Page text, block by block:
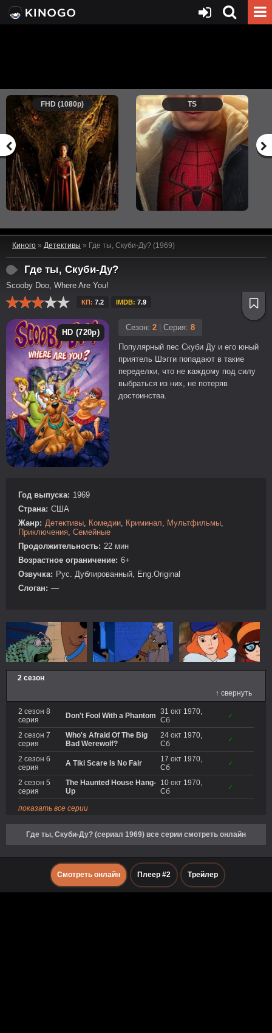
FHD (1080p) TS
Киного » Детективы » Где ты, Скуби-Ду? (1969)
Где ты, Скуби-Ду?
Scooby Doo, Where Are You!
КП: 7.2 IMDB: 7.9
HD (720p)
Сезон: 2 Серия: 8
Популярный пес Скуби Ду и его юный
приятель Шэгги попадают в такие
переделки, что не каждому под силу
выбраться из них, не потеряв
достоинства.
Год выпуска: 1969
Страна: США
Жанр: Детективы Комедии Криминал Мультфильмы
Приключения Семейные
Продолжительность: 22 мин
Возрастное ограничение: 6+
Озвучка: Рус. Дублированный, Eng.Original
Слоган: —
2 сезон
↑ свернуть
2 сезон 8
серия
Don't Fool With a Phantom 31 окт 1970,
Сб
✓
2 сезон 7
серия
Who's Afraid Of The Big
Bad Werewolf?
24 окт 1970,
Сб
✓
2 сезон 6
серия
A Tiki Scare Is No Fair
17 окт 1970,
Сб
✓
2 сезон 5
серия
The Haunted House Hang-
Up
10 окт 1970,
Сб
✓
показать все серии
Где ты, Скуби-Ду? (сериал 1969) все серии смотреть онлайн
Смотреть онлайн Плеер #2 Трейлер